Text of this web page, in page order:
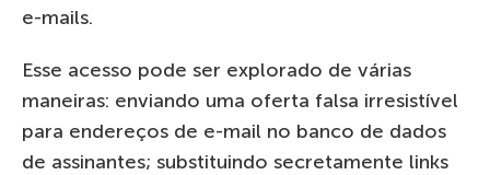
e-mails.
Esse acesso pode ser explorado de várias
maneiras: enviando uma oferta falsa irresistível
para endereços de e-mail no banco de dados
de assinantes; substituindo secretamente links